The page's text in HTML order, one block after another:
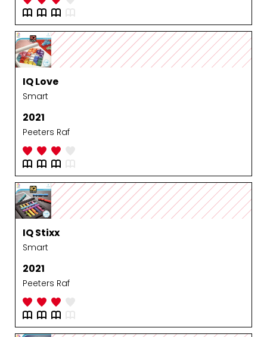
IQ Love
Smart
2021
Peeters Raf
IQ Stixx
Smart
2021
Peeters Raf